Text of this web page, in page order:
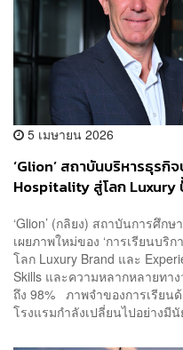
5 เมษายน 2026
‘Glion’ สถาบันบริหารธุรกิ
Hospitality สู่โลก Luxury
‘Glion’ (กลิยง) สถาบันการศึก
เผยภาพใหม่ของ ‘การเรียนบริ
โลก Luxury Brand และ
Skills และความหลากหลายท
ถึง 98% ภาพจำของการเรียน
โรงแรมกำลังเปลี่ยนไปอย่างมี